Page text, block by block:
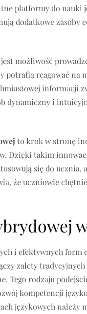
platformy do
dodatkowe zasoby
możliwość
potrafią reagować na
informacji
dynamiczny i
to krok w stronę
Dzięki takim
się do
że uczniowie
i efektywnych form
zalety
Tego rodzaju
kompetencji
językowych